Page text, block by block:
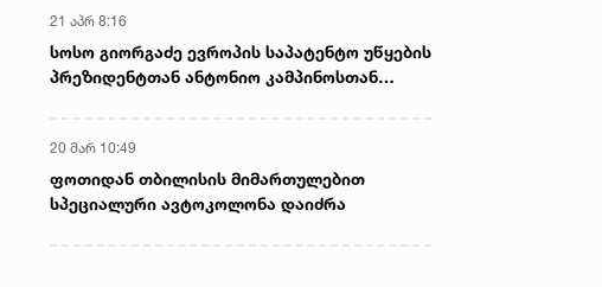
21 აპრ 8:16
სოსო გიორგაძე ევროპის საპატენტო უწყების
პრეზიდენტთან ანტონიო კამპინოსთან
20 მარ 10:49
ფოთიდან თბილისის მიმართულებით
სპეციალური ავტოკოლონა დაიძრა